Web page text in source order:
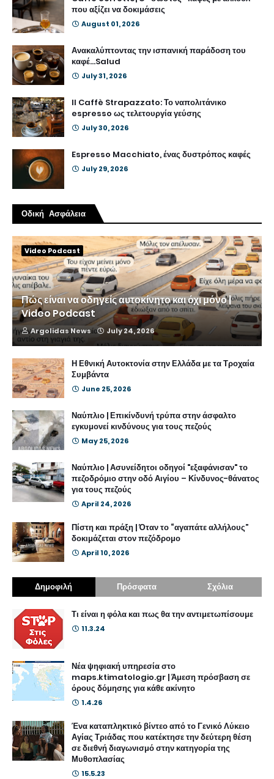
που αξίζει να δοκιμάσεις
August 01, 2026
Ανακαλύπτοντας την ισπανική παράδοση του
καφέ...Salud
July 31, 2026
Il Caffè Strapazzato: Το ναπολιτάνικο
espresso ως τελετουργία γεύσης
July 30, 2026
Espresso Macchiato, ένας δυστρόπος καφές
July 29, 2026
Οδική Ασφάλεια
Video Podcast
Πώς είναι να οδηγείς αυτοκίνητο και όχι μόνο |
Video Podcast
Argolidas News July 24, 2026
Η Εθνική Αυτοκτονία στην Ελλάδα με τα Τροχαία
Συμβάντα
June 25, 2026
Ναύπλιο | Επικίνδυνή τρύπα στην άσφαλτο
εγκυμονεί κινδύνους για τους πεζούς
May 25, 2026
Ναύπλιο | Ασυνείδητοι οδηγοί "εξαφάνισαν" το
πεζοδρόμιο στην οδό Αιγίου – Κίνδυνος-θάνατος
για τους πεζούς
April 24, 2026
Πίστη και πράξη | Όταν το “αγαπάτε αλλήλους”
δοκιμάζεται στον πεζόδρομο
April 10, 2026
Δημοφιλή Πρόσφατα Σχόλια
Τι είναι η φόλα και πως θα την αντιμετωπίσουμε
11.3.24
Νέα ψηφιακή υπηρεσία στο
maps.ktimatologio.gr | Άμεση πρόσβαση σε
όρους δόμησης για κάθε ακίνητο
1.4.26
Ένα καταπληκτικό βίντεο από το Γενικό Λύκειο
Αγίας Τριάδας που κατέκτησε την δεύτερη θέση
σε διεθνή διαγωνισμό στην κατηγορία της
Μυθοπλασίας
15.5.23